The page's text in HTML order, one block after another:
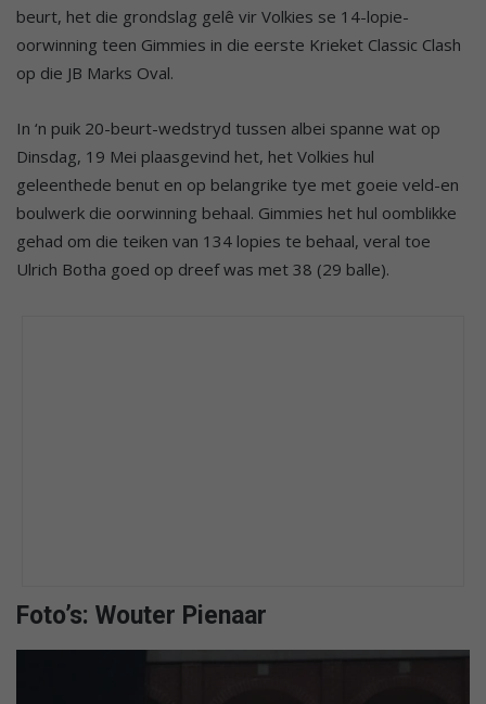
beurt, het die grondslag gelê vir Volkies se 14-lopie-
oorwinning teen Gimmies in die eerste Krieket Classic Clash
op die JB Marks Oval.
In ‘n puik 20-beurt-wedstryd tussen albei spanne wat op
Dinsdag, 19 Mei plaasgevind het, het Volkies hul
geleenthede benut en op belangrike tye met goeie veld-en
boulwerk die oorwinning behaal. Gimmies het hul oomblikke
gehad om die teiken van 134 lopies te behaal, veral toe
Ulrich Botha goed op dreef was met 38 (29 balle).
Foto’s: Wouter Pienaar